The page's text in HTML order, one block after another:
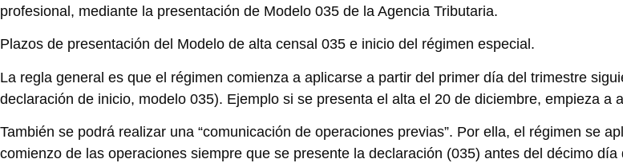
profesional, mediante la presentación de Modelo 035 de la Agencia Tributaria.
Plazos de presentación del Modelo de alta censal 035 e inicio del régimen especial.
La regla general es que el régimen comienza a aplicarse a partir del primer día del trimestre
declaración de inicio, modelo 035). Ejemplo si se presenta el alta el 20 de diciembre, empieza a
También se podrá realizar una “comunicación de operaciones previas”. Por ella, el régimen se
comienzo de las operaciones siempre que se presente la declaración (035) antes del décimo